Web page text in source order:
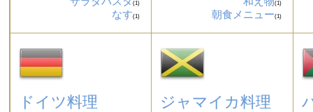
(1)
なす(1)
(1)
朝食メニュー(1)
ドイツ料理 ジャマイカ料理